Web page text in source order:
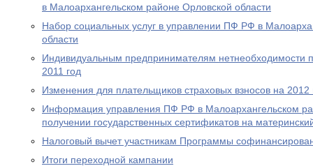
в Малоархангельском районе Орловской области
Набор социальных услуг в управлении ПФ РФ в
области
Индивидуальным предпринимателям нетнеобходимости
2011 год
Изменения для плательщиков страховых взносов на 2012
Информация управления ПФ РФ в Малоархангельском
получении государственных сертификатов на
Налоговый вычет участникам Программы
Итоги переходной кампании